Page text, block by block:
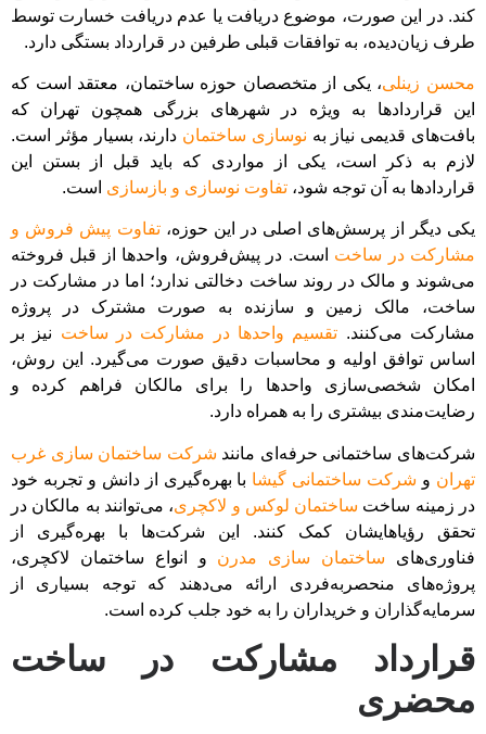
کند. در این صورت، موضوع دریافت یا عدم دریافت خسارت توسط
طرف زیان‌دیده، به توافقات قبلی طرفین در قرارداد بستگی دارد.
محسن زینلی، یکی از متخصصان حوزه ساختمان، معتقد است که
این قراردادها به ویژه در شهرهای بزرگی همچون تهران که
بافت‌های قدیمی نیاز به نوسازی ساختمان دارند، بسیار مؤثر است.
لازم به ذکر است، یکی از مواردی که باید قبل از بستن این
قراردادها به آن توجه شود، تفاوت نوسازی و بازسازی است.
یکی دیگر از پرسش‌های اصلی در این حوزه،تفاوت پیش ‌فروش و
مشارکت در ساخت است. در پیش‌فروش، واحدها از قبل فروخته
می‌شوند و مالک در روند ساخت دخالتی ندارد؛ اما در مشارکت در
ساخت، مالک زمین و سازنده به صورت مشترک در پروژه
مشارکت می‌کنند. تقسیم واحدها در مشارکت در ساخت نیز بر
اساس توافق اولیه و محاسبات دقیق صورت می‌گیرد. این روش،
امکان شخصی‌سازی واحدها را برای مالکان فراهم کرده و
رضایت‌مندی بیشتری را به همراه دارد.
شرکت‌های ساختمانی حرفه‌ای مانند شرکت ساختمان سازی غرب
تهران و شرکت ساختمانی گیشا با بهره‌گیری از دانش و تجربه خود
در زمینه ساخت ساختمان‌ لوکس و لاکچری، می‌توانند به مالکان در
تحقق رؤیاهایشان کمک کنند. این شرکت‌ها با بهره‌گیری از
فناوری‌های ساختمان‌ سازی مدرن و انواع ساختمان لاکچری،
پروژه‌های منحصربه‌فردی ارائه می‌دهند که توجه بسیاری از
سرمایه‌گذاران و خریداران را به خود جلب کرده است.
قرارداد مشارکت در ساخت
محضری